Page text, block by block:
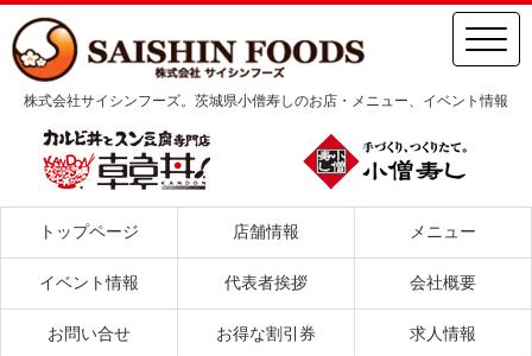
株式会社サイシンフーズ。茨城県小僧寿しのお店・メニュー、イベント情報
トップページ 店舗情報 メニュー
イベント情報 代表者挨拶 会社概要
お問い合せ お得な割引券 求人情報